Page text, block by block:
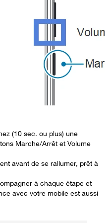
(10 sec. ou plus) une
Marche/Arrêt et Volume
avant de se rallumer, prêt à
à chaque étape et
avec votre mobile est aussi